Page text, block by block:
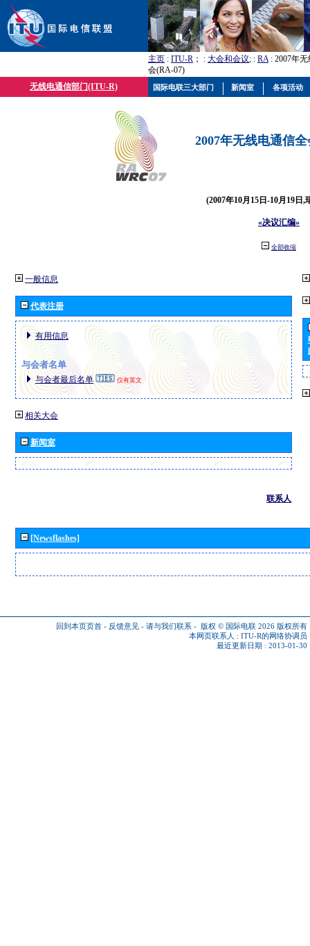
主页 : ITU-R ； : 大会和会议; : RA: 2007年
会(RA-07)
无线电通信部门(ITU-R)
2007年无线电通信
(2007年10月15日-10月19日,
«决议汇编»
全部收缩
一般信息
代表注册
有用信息
与会者名单
与会者最后名单 仅有英文
相关大会
新闻室
联系人
[Newsflashes]
回到本页页首 - 反馈意见 - 请与我们联系 - 版权 © 国际电联 2026 版权所有
本网页联系人 : ITU-R的网络协调员
最近更新日期 : 2013-01-30
国际电联三大部门 新闻室 各项活动